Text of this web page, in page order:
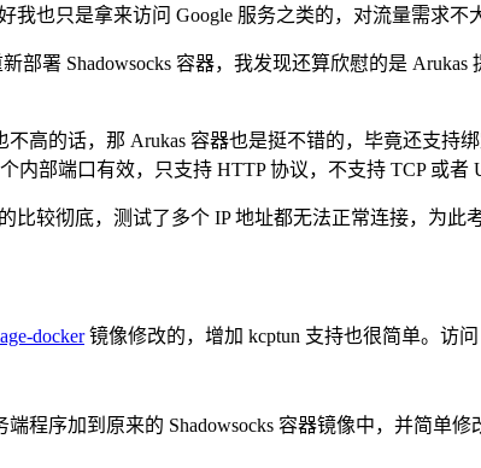
也只是拿来访问 Google 服务之类的，对流量需求不
部署 Shadowsocks 容器，我发现还算欣慰的是
高的话，那 Arukas 容器也是挺不错的，毕竟还支持
内部端口有效，只支持 HTTP 协议，不支持 TCP 或
较彻底，测试了多个 IP 地址都无法正常连接，为此
docker镜像修改的，增加 kcptun 支持也很简单。访问
程序加到原来的 Shadowsocks 容器镜像中，并简单修